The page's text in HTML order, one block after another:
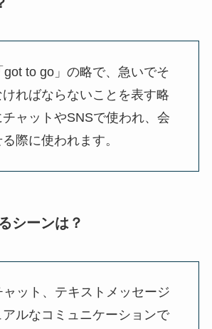
got to go」の略で、急いでそ
ればならないことを表す略
ャットやSNSで使われ、会
際に使われます。
シーンは？
ット、テキストメッセージ
ルなコミュニケーションで